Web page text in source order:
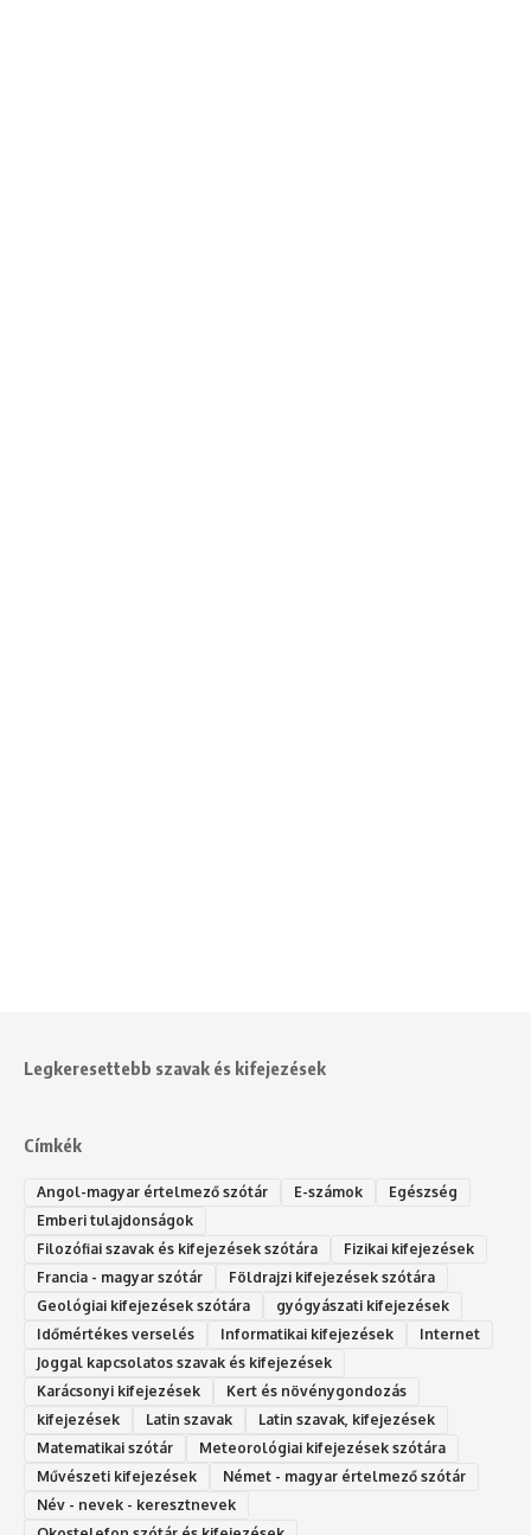
Legkeresettebb szavak és kifejezések
Címkék
Angol-magyar értelmező szótár E-számok
Egészség
Emberi tulajdonságok
Filozófiai szavak és kifejezések szótára
Fizikai kifejezések
Francia - magyar szótár
Földrajzi kifejezések szótára
Geológiai kifejezések szótára
gyógyászati kifejezések
Időmértékes verselés
Informatikai kifejezések
Internet
Joggal kapcsolatos szavak és kifejezések
Karácsonyi kifejezések
Kert és növénygondozás
kifejezések
Latin szavak
Latin szavak, kifejezések
Matematikai szótár
Meteorológiai kifejezések szótára
Művészeti kifejezések
Német - magyar értelmező szótár
Név - nevek - keresztnevek